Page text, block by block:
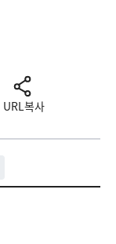
URL복사